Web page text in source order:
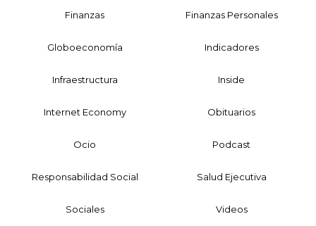
Finanzas Finanzas Personales
Globoeconomía Indicadores
Infraestructura Inside
Internet Economy Obituarios
Ocio Podcast
Responsabilidad Social Salud Ejecutiva
Sociales Videos